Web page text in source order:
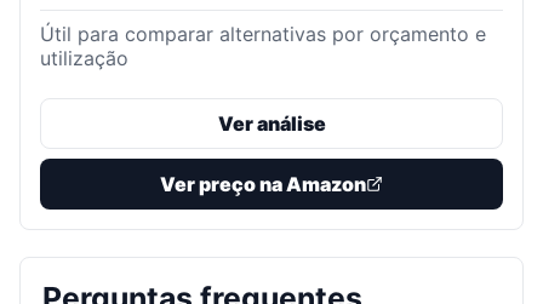
Útil para comparar alternativas por orçamento e
utilização
Ver análise
Ver preço na Amazon